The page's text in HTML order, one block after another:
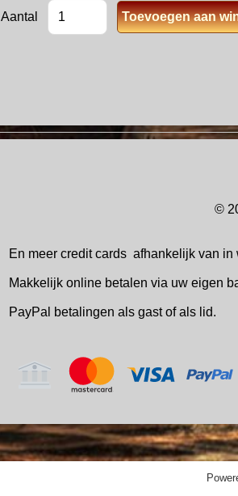
Aantal
©
En meer credit cards afhankelijk van in
Makkelijk online betalen via uw eigen
PayPal betalingen als gast of als lid.